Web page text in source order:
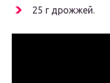
25 г дрожжей.